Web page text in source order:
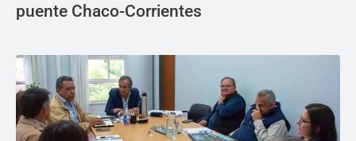
puente Chaco-Corrientes